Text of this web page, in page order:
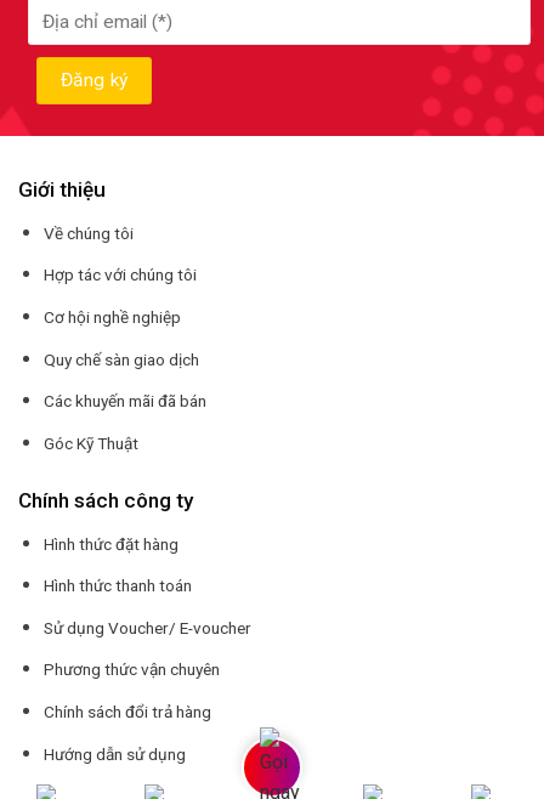
Giới thiệu
Về chúng tôi
Hợp tác với chúng tôi
Cơ hội nghề nghiệp
Quy chế sàn giao dịch
Các khuyến mãi đã bán
Góc Kỹ Thuật
Chính sách công ty
Hình thức đặt hàng
Hình thức thanh toán
Sử dụng Voucher/ E-voucher
Phương thức vận chuyên
Chính sách đổi trả hàng
Hướng dẫn sử dụng